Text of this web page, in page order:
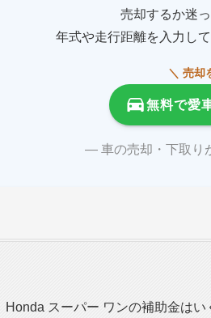
売却するか迷
年式や走行距離を入力し
＼ 売却
無料で愛
― 車の売却・下取り
Honda スーパー ワンの補助金は